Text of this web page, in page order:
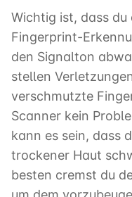
Wichtig ist, dass du
Fingerprint-
den Signalton
stellen
verschmutzte
Scanner kein
kann es sein, dass
trockener Haut
besten cremst du